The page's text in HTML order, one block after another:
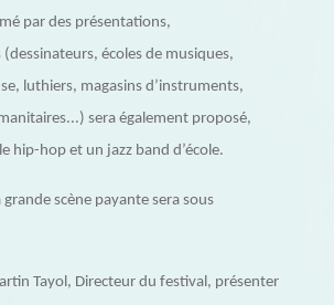
par des présentations,
écoles de musiques,
luthiers, magasins d’instruments,
sera également proposé,
hip-hop et un jazz band d’école.
grande scène payante sera sous
Tayol, Directeur du festival, présenter